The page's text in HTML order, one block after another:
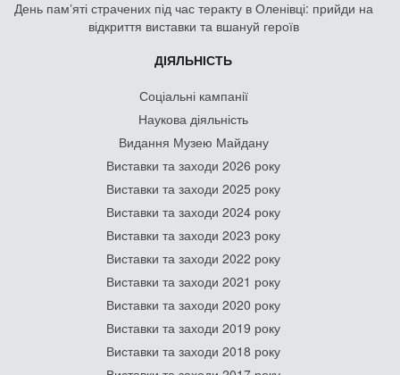
День памʼяті страчених під час теракту в Оленівці: прийди на
відкриття виставки та вшануй героїв
ДІЯЛЬНІСТЬ
Соціальні кампанії
Наукова діяльність
Видання Музею Майдану
Виставки та заходи 2026 року
Виставки та заходи 2025 року
Виставки та заходи 2024 року
Виставки та заходи 2023 року
Виставки та заходи 2022 року
Виставки та заходи 2021 року
Виставки та заходи 2020 року
Виставки та заходи 2019 року
Виставки та заходи 2018 року